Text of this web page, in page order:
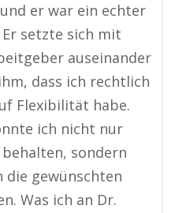
er war ein echter
setzte sich mit
auseinander
dass ich rechtlich
Flexibilität habe.
ich nicht nur
behalten, sondern
die gewünschten
Was ich an Dr.